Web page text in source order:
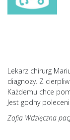
Lekarz chirurg
diagnozy. Z
Każdemu chce
Jest godny
Zofia Wdzięczna